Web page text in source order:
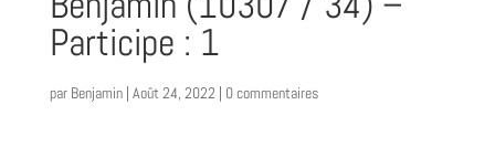
Participe : 1
par Benjamin| Août 24, 2022 | 0 commentaires